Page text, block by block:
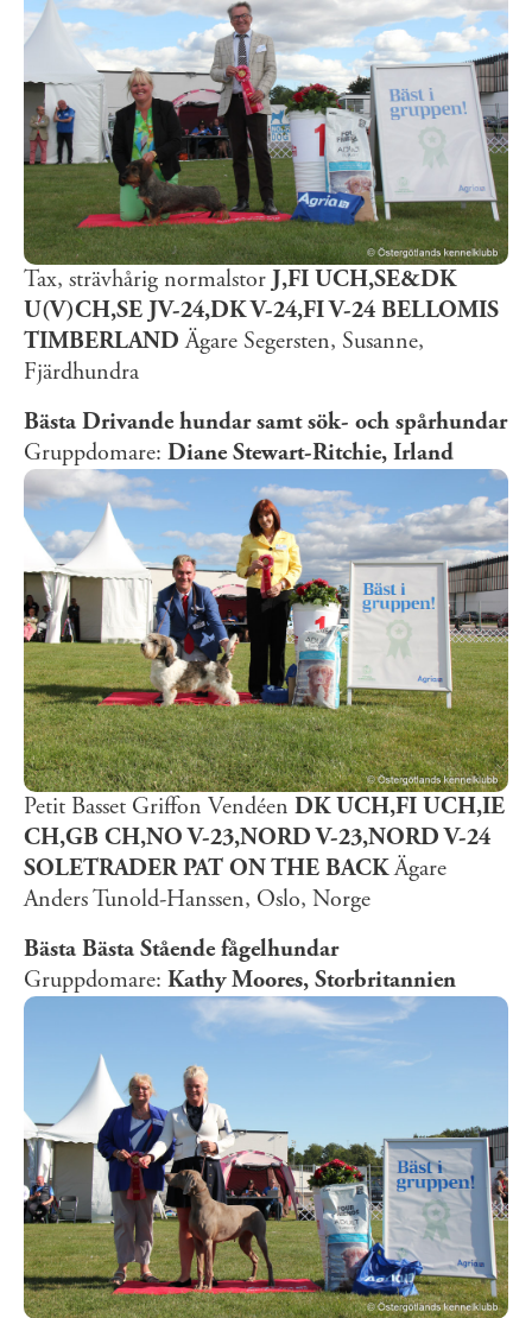
Tax, strävhårig normalstor J,FI UCH,SE&DK
U(V)CH,SE JV-24,DK V-24,FI V-24 BELLOMIS
TIMBERLAND Ägare Segersten, Susanne,
Fjärdhundra
Bästa Drivande hundar samt sök- och spårhundar
Gruppdomare: Diane Stewart-Ritchie, Irland
Petit Basset Griffon Vendéen DK UCH,FI UCH,IE
CH,GB CH,NO V-23,NORD V-23,NORD V-24
SOLETRADER PAT ON THE BACKÄgare
Anders Tunold-Hanssen, Oslo, Norge
Bästa Bästa Stående fågelhundar
Gruppdomare: Kathy Moores, Storbritannien